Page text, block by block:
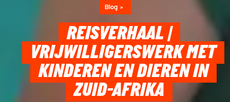
Blog
REISVERHAAL |
VRIJWILLIGERSWERK MET
KINDEREN EN DIEREN IN
ZUID-AFRIKA